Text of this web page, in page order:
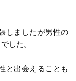
しましたが男性の
した。
と出会えることも